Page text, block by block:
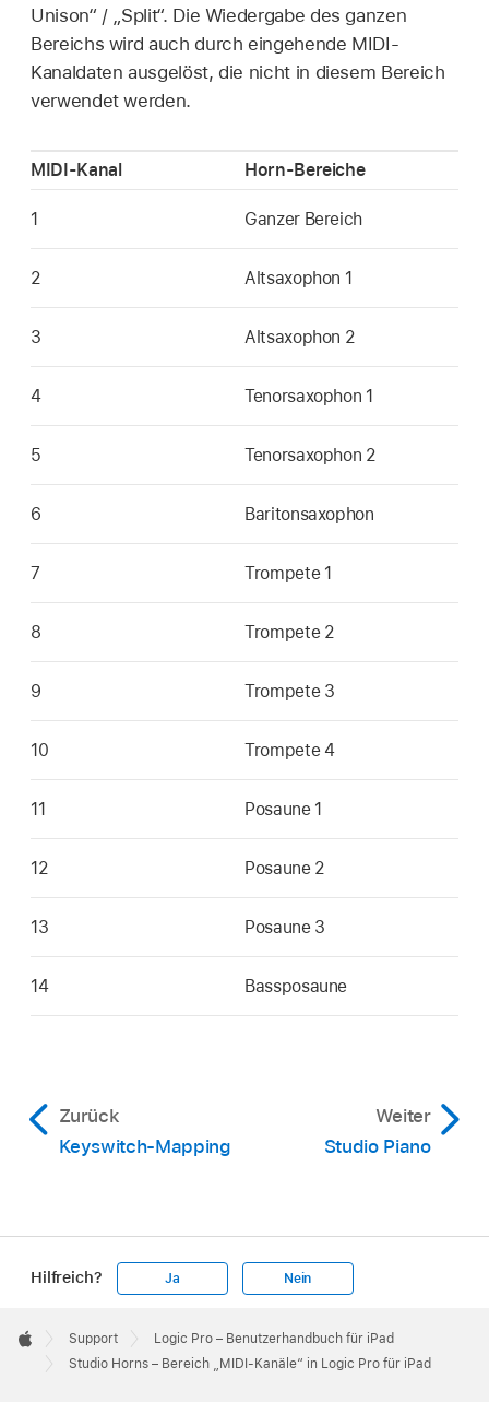
Unison“ / „Split“. Die Wiedergabe des ganzen
Bereichs wird auch durch eingehende MIDI-
Kanaldaten ausgelöst, die nicht in diesem Bereich
verwendet werden.
MIDI-Kanal Horn-Bereiche
1 Ganzer Bereich
2 Altsaxophon 1
3 Altsaxophon 2
4 Tenorsaxophon 1
5 Tenorsaxophon 2
6 Baritonsaxophon
7 Trompete 1
8 Trompete 2
9 Trompete 3
10 Trompete 4
11 Posaune 1
12 Posaune 2
13 Posaune 3
14 Bassposaune
Zurück
Keyswitch-Mapping
Weiter
Studio Piano
Hilfreich? Ja Nein
Footer

Apple
Support
Logic Pro – Benutzerhandbuch für iPad
Studio Horns – Bereich „MIDI-Kanäle“ in Logic Pro für iPad